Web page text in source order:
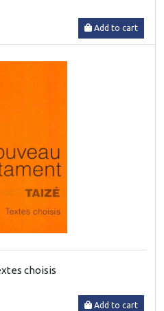
Add to cart
choisis
Add to cart